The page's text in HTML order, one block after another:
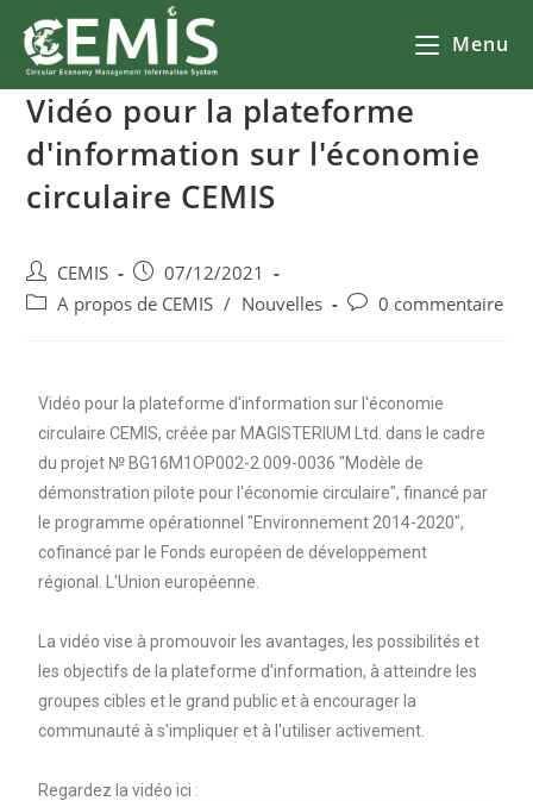
Menu
Vidéo pour la plateforme
d'information sur l'économie
circulaire CEMIS
CEMIS
07/12/2021
A propos de CEMIS / Nouvelles 0 commentaire
Vidéo pour la plateforme d'information sur l'économie
circulaire CEMIS, créée par MAGISTERIUM Ltd. dans le cadre
du projet № BG16M1OP002-2.009-0036 "Modèle de
démonstration pilote pour l'économie circulaire", financé par
le programme opérationnel "Environnement 2014-2020",
cofinancé par le Fonds européen de développement
régional. L'Union européenne.
La vidéo vise à promouvoir les avantages, les possibilités et
les objectifs de la plateforme d'information, à atteindre les
groupes cibles et le grand public et à encourager la
communauté à s'impliquer et à l'utiliser activement.
Regardez la vidéo ici :